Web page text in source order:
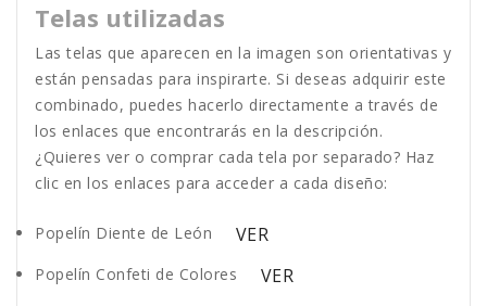
Telas utilizadas
Las telas que aparecen en la imagen son orientativas y
están pensadas para inspirarte. Si deseas adquirir este
combinado, puedes hacerlo directamente a través de
los enlaces que encontrarás en la descripción.
¿Quieres ver o comprar cada tela por separado? Haz
clic en los enlaces para acceder a cada diseño:
Popelín Diente de León VER
Popelín Confeti de Colores VER